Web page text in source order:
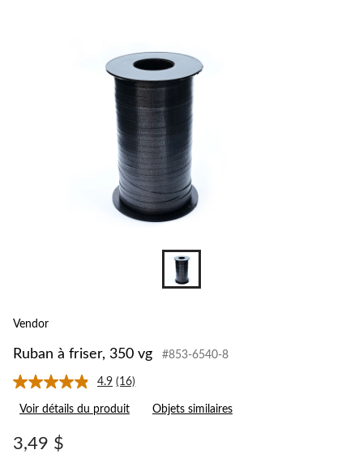
Vendor
Ruban à friser, 350 vg #853-6540-8
4.9 Lire
les
16
(16)
Voir détails du produit Objets similaires
3,49 $